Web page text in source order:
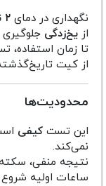
نگهداری در دمای۲ تا ۳۰ درجه سانتی‌گراد
ازیخ‌زدگی
تا زمان استفاده،
از کیت
محدودیت‌ها
این تستکیفی
نمی‌کند.
نتیجه منفی، سکته
ساعات اولیه شروع